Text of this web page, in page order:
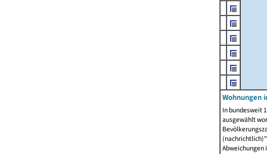
Wohnungen
In bundesweit
ausgewählt
Abweichungen